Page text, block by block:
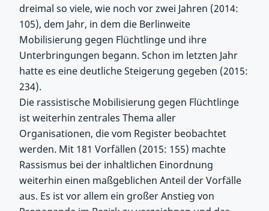
dreimal so viele, wie noch vor zwei Jahren (2014:
105), dem Jahr, in dem die Berlinweite
Mobilisierung gegen Flüchtlinge und ihre
Unterbringungen begann. Schon im letzten Jahr
hatte es eine deutliche Steigerung gegeben (2015:
234).
Die rassistische Mobilisierung gegen Flüchtlinge
ist weiterhin zentrales Thema aller
Organisationen, die vom Register beobachtet
werden. Mit 181 Vorfällen (2015: 155) machte
Rassismus bei der inhaltlichen Einordnung
weiterhin einen maßgeblichen Anteil der Vorfälle
aus. Es ist vor allem ein großer Anstieg von